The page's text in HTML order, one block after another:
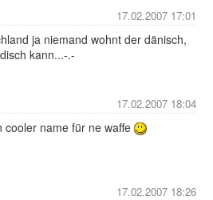
17.02.2007 17:01
ja niemand wohnt der dänisch,
kann...-.-
17.02.2007 18:04
cooler name für ne waffe
17.02.2007 18:26